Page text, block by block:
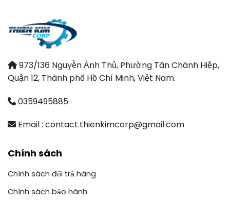
973/136 Nguyễn Ảnh Thủ, Phường Tân Chánh Hiệp,
Quận 12, Thành phố Hồ Chí Minh, Việt Nam.
0359495885
Email : contact.thienkimcorp@gmail.com
Chính sách
Chính sách đổi trả hàng
Chính sách bảo hành